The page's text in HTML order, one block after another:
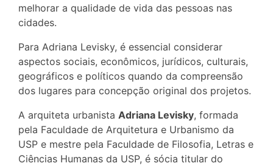
melhorar a qualidade de vida das pessoas nas
cidades.
Para Adriana Levisky, é essencial considerar
aspectos sociais, econômicos, jurídicos, culturais,
geográficos e políticos quando da compreensão
dos lugares para concepção original dos projetos.
A arquiteta urbanista Adriana Levisky, formada
pela Faculdade de Arquitetura e Urbanismo da
USP e mestre pela Faculdade de Filosofia, Letras e
Ciências Humanas da USP, é sócia titular do